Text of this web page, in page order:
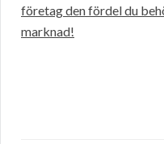
företag den fördel du
marknad!